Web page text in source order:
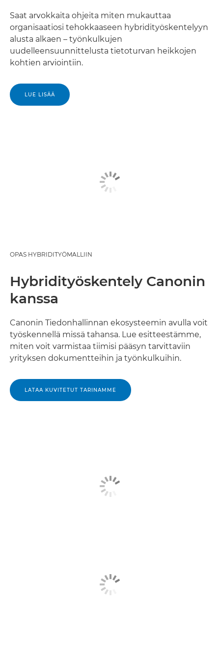
Saat arvokkaita ohjeita miten mukauttaa
organisaatiosi tehokkaaseen hybridityöskentelyyn
alusta alkaen – työnkulkujen
uudelleensuunnittelusta tietoturvan heikkojen
kohtien arviointiin.
LUE LISÄÄ
OPAS HYBRIDITYÖMALLIIN
Hybridityöskentely Canonin
kanssa
Canonin Tiedonhallinnan ekosysteemin avulla voit
työskennellä missä tahansa. Lue esitteestämme,
miten voit varmistaa tiimisi pääsyn tarvittaviin
yrityksen dokumentteihin ja työnkulkuihin.
LATAA KUVITETUT TARINAMME